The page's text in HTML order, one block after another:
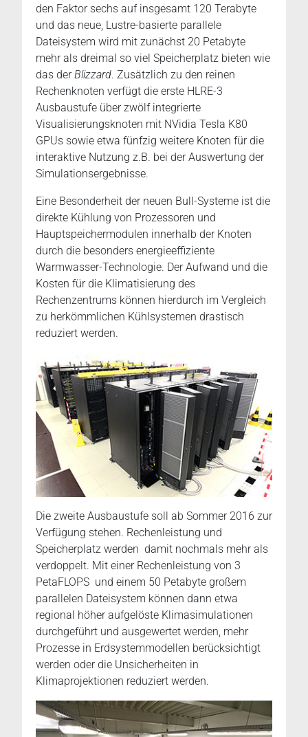
den Faktor sechs auf insgesamt 120 Terabyte
und das neue, Lustre-basierte parallele
Dateisystem wird mit zunächst 20 Petabyte
mehr als dreimal so viel Speicherplatz bieten wie
das derBlizzard. Zusätzlich zu den reinen
Rechenknoten verfügt die erste HLRE-3
Ausbaustufe über zwölf integrierte
Visualisierungsknoten mit NVidia Tesla K80
GPUs sowie etwa fünfzig weitere Knoten für die
interaktive Nutzung z.B. bei der Auswertung der
Simulationsergebnisse.
Eine Besonderheit der neuen Bull-Systeme ist die
direkte Kühlung von Prozessoren und
Hauptspeichermodulen innerhalb der Knoten
durch die besonders energieeffiziente
Warmwasser-Technologie. Der Aufwand und die
Kosten für die Klimatisierung des
Rechenzentrums können hierdurch im Vergleich
zu herkömmlichen Kühlsystemen drastisch
reduziert werden.
Die zweite Ausbaustufe soll ab Sommer 2016 zur
Verfügung stehen. Rechenleistung und
Speicherplatz werden damit nochmals mehr als
verdoppelt. Mit einer Rechenleistung von 3
PetaFLOPS und einem 50 Petabyte großem
parallelen Dateisystem können dann etwa
regional höher aufgelöste Klimasimulationen
durchgeführt und ausgewertet werden, mehr
Prozesse in Erdsystemmodellen berücksichtigt
werden oder die Unsicherheiten in
Klimaprojektionen reduziert werden.